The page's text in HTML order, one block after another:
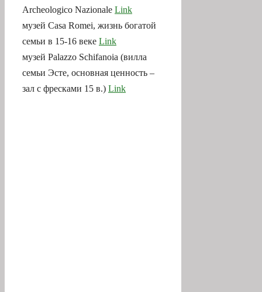
Archeologico Nazionale Link
музей Casa Romei, жизнь богатой
семьи в 15-16 веке Link
музей Palazzo Schifanoia (вилла
семьи Эсте, основная ценность –
зал с фресками 15 в.) Link